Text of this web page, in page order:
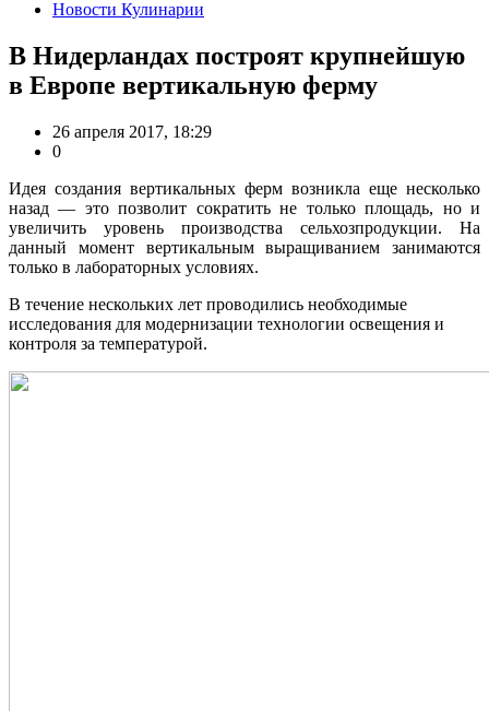
Новости Кулинарии
В Нидерландах построят крупнейшую
в Европе вертикальную ферму
26 апреля 2017, 18:29
0
Идея создания вертикальных ферм возникла еще несколько
назад — это позволит сократить не только площадь, но и
увеличить уровень производства сельхозпродукции. На
данный момент вертикальным выращиванием занимаются
только в лабораторных условиях.
В течение нескольких лет проводились необходимые
исследования для модернизации технологии освещения и
контроля за температурой.